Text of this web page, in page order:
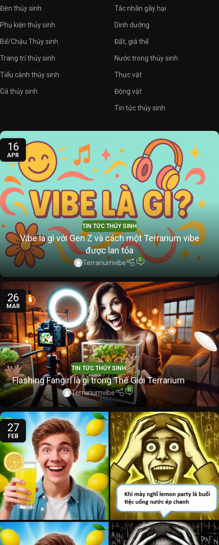
Đèn thủy sinh
Phụ kiện thủy sinh
Bể/Chậu Thủy sinh
Trang trí thủy sinh
Tiểu cảnh thủy sinh
Cá thủy sinh
Tác nhân gây hại
Dinh dưỡng
Đất, giá thể
Nước trong thủy sinh
Thực vật
Động vật
Tin tức thủy sinh
16
APR
TIN TỨC THỦY SINH
Vibe là gì với Gen Z và cách một Terrarium vibe
được lan tỏa
Terrariumvibe 0
26
MAR
TIN TỨC THỦY SINH
Flashing Fangirl là gì trong Thế Giới Terrarium
Terrariumvibe 0
27
FEB